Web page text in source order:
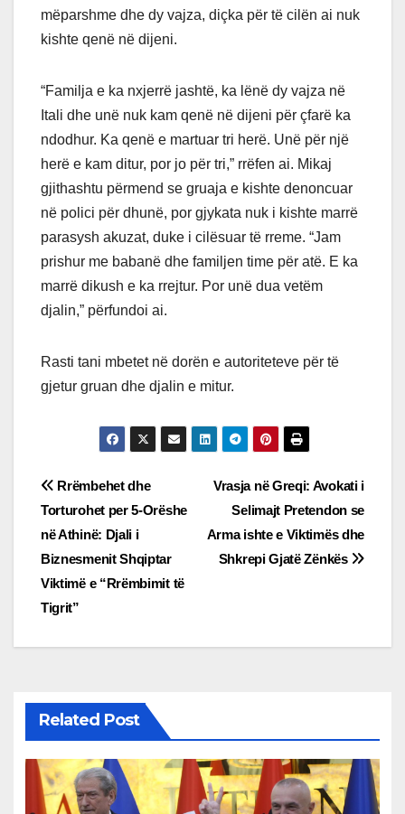
mëparshme dhe dy vajza, diçka për të cilën ai nuk
kishte qenë në dijeni.
“Familja e ka nxjerrë jashtë, ka lënë dy vajza në
Itali dhe unë nuk kam qenë në dijeni për çfarë ka
ndodhur. Ka qenë e martuar tri herë. Unë për një
herë e kam ditur, por jo për tri,” rrëfen ai. Mikaj
gjithashtu përmend se gruaja e kishte denoncuar
në polici për dhunë, por gjykata nuk i kishte marrë
parasysh akuzat, duke i cilësuar të rreme. “Jam
prishur me babanë dhe familjen time për atë. E ka
marrë dikush e ka rrejtur. Por unë dua vetëm
djalin,” përfundoi ai.
Rasti tani mbetet në dorën e autoriteteve për të
gjetur gruan dhe djalin e mitur.
Post
navigation
Vrasja në Greqi: Avokati i
Selimajt Pretendon se
Arma ishte e Viktimës dhe
Shkrepi Gjatë Zënkës
Rrëmbehet dhe
Torturohet per 5-Orëshe
në Athinë: Djali i
Biznesmenit Shqiptar
Viktimë e “Rrëmbimit të
Tigrit”
Related Post